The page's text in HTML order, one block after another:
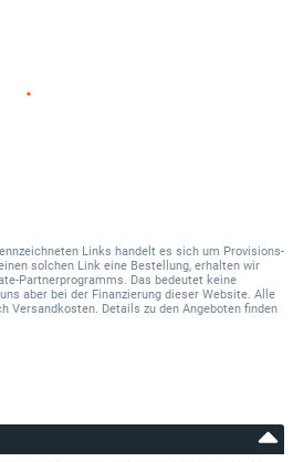
Links handelt es sich um Provisions-
solchen Link eine Bestellung, erhalten wir
Partnerprogramms. Das bedeutet keine
aber bei der Finanzierung dieser Website. Alle
Versandkosten. Details zu den Angeboten finden